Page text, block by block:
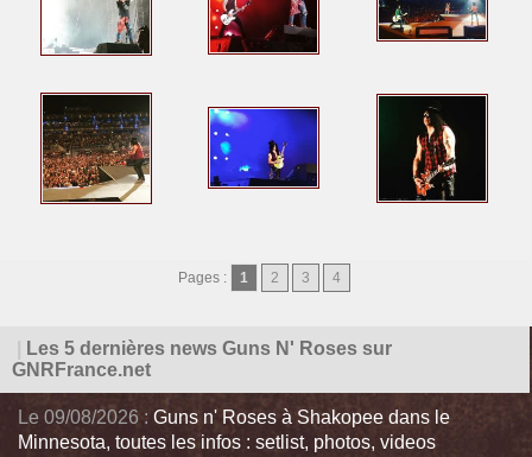
Pages : 1 2 3 4
Les 5 dernières news Guns N' Roses sur
GNRFrance.net
Le 09/08/2026 : Guns n' Roses à Shakopee dans le
Minnesota, toutes les infos : setlist, photos, videos